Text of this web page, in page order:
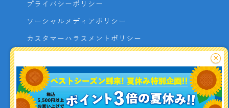
プライバシーポリシー
ソーシャルメディアポリシー
カスタマーハラスメントポリシー
よくあるご質問
お問い合わせ
×